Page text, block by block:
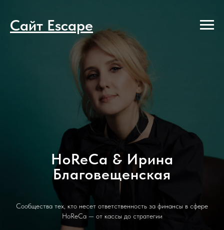
Сайт Escape
HoReCa & Ирина
Благовещенская
Сообщества тех, кто несет ответственность за финансы в сфере
HoReCa — от кассы до стратегии